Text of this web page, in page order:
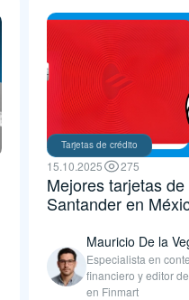
Tarjetas de crédito
15.10.2025 275
Mejores tarjetas
Santander en
Mauricio De la
Especialista en
financiero y editor
en Finmart